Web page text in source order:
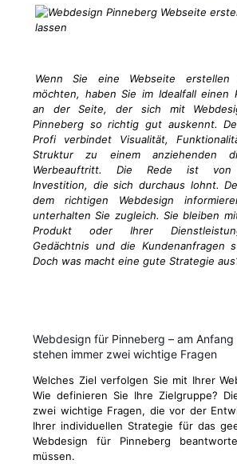
Wenn Sie eine Webseite erstellen
möchten, haben Sie im Idealfall einen
an der Seite, der sich mit
Pinneberg so richtig gut auskennt.
Profi verbindet Visualität,
Struktur zu einem anziehenden
Werbeauftritt. Die Rede ist
Investition, die sich durchaus lohnt.
dem richtigen Webdesign
unterhalten Sie zugleich. Sie bleiben
Produkt oder Ihrer
Gedächtnis und die Kundenanfragen
Doch was macht eine gute Strategie
Webdesign für Pinneberg – am Anfang
stehen immer zwei wichtige Fragen
Welches Ziel verfolgen Sie mit Ihrer
Wie definieren Sie Ihre Zielgruppe?
zwei wichtige Fragen, die vor der
Ihrer individuellen Strategie für das
Webdesign für Pinneberg
müssen.